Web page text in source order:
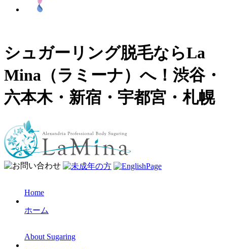
シュガーリング脱毛ならLa
Mina（ラミーナ）へ！渋谷・
六本木・新宿・宇都宮・札幌
Home
ホーム
About Sugaring